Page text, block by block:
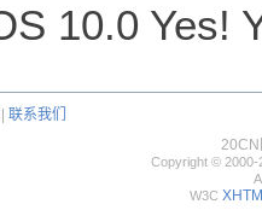
10.0 Yes!
联系我们
20CN
Copyright © 2000-
W3C